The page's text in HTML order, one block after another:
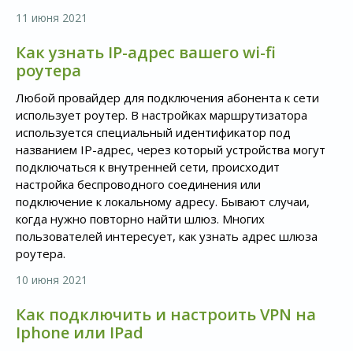
11 июня 2021
Как узнать IP-адрес вашего wi-fi
роутера
Любой провайдер для подключения абонента к сети
использует роутер. В настройках маршрутизатора
используется специальный идентификатор под
названием IP-адрес, через который устройства могут
подключаться к внутренней сети, происходит
настройка беспроводного соединения или
подключение к локальному адресу. Бывают случаи,
когда нужно повторно найти шлюз. Многих
пользователей интересует, как узнать адрес шлюза
роутера.
10 июня 2021
Как подключить и настроить VPN на
Iphone или IPad